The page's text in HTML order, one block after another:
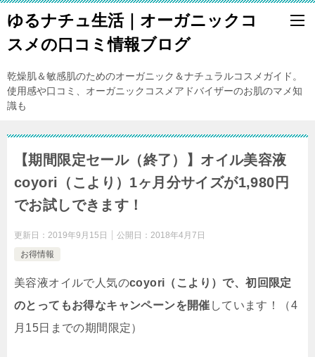
ゆるナチュ生活｜オーガニックコ
スメの口コミ情報ブログ
乾燥肌＆敏感肌のためのオーガニック＆ナチュラルコスメガイド。
使用感や口コミ、オーガニックコスメアドバイザーのお肌のマメ知
識も
【期間限定セール（終了）】オイル美容液
coyori（こより）1ヶ月分サイズが1,980円
でお試しできます！
更新日： 2019年9月15日 公開日： 2018年4月7日
お得情報
美容液オイルで人気のcoyori（こより）で、初回限定
のとってもお得なキャンペーンを開催 しています！（4
月15日までの期間限定）